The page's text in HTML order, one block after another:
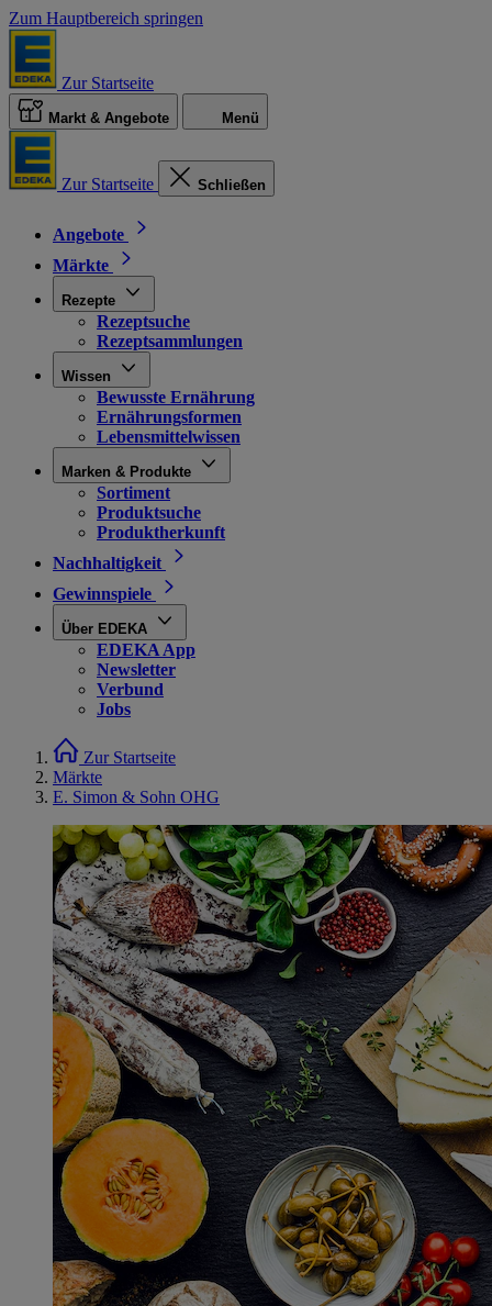
Zum Hauptbereich springen
Zur Startseite
Markt & Angebote Menü
Zur Startseite Schließen
Angebote
Märkte
Rezepte
Rezeptsuche
Rezeptsammlungen
Wissen
Bewusste Ernährung
Ernährungsformen
Lebensmittelwissen
Marken & Produkte
Sortiment
Produktsuche
Produktherkunft
Nachhaltigkeit
Gewinnspiele
Über EDEKA
EDEKA App
Newsletter
Verbund
Jobs
Zur Startseite
Märkte
E. Simon & Sohn OHG